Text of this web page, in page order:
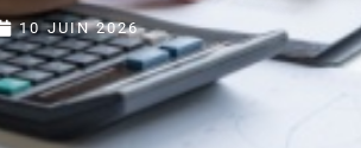
10 JUIN 2026